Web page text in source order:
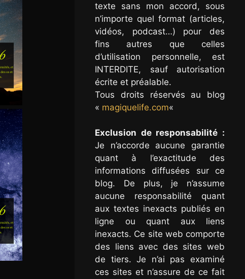
texte sans mon accord, sous
n’importe quel format (articles,
vidéos, podcast…) pour des
fins autres que celles
d’utilisation personnelle, est
INTERDITE, sauf autorisation
écrite et préalable.
Tous droits réservés au blog
« magiquelife.com«
Exclusion de responsabilité :
Je n’accorde aucune garantie
quant à l’exactitude des
informations diffusées sur ce
blog. De plus, je n’assume
aucune responsabilité quant
aux textes inexacts publiés en
ligne ou quant aux liens
inexacts. Ce site web comporte
des liens avec des sites web
de tiers. Je n’ai pas examiné
ces sites et n’assure de ce fait